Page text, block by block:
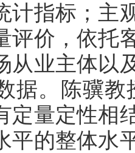
计指标；主
评价，依托
从业主体以
据。陈骥
定量定性相
平的整体水